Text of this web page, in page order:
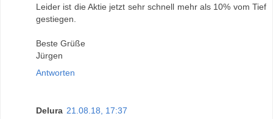
Leider ist die Aktie jetzt sehr schnell mehr als 10% vom Tief
gestiegen.
Beste Grüße
Jürgen
Antworten
Delura 21.08.18, 17:37